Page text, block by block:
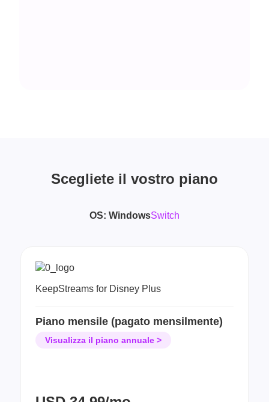
Scegliete il vostro piano
OS: WindowsSwitch
KeepStreams for Disney Plus
Piano mensile (pagato mensilmente)
Visualizza il piano annuale >